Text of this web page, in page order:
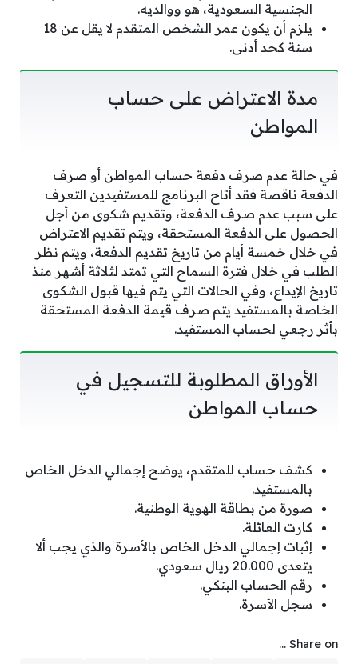
الجنسية السعودية، هو ووالديه.
يلزم أن يكون عمر الشخص المتقدم لا يقل عن 18
سنة كحد أدنى.
مدة الاعتراض على حساب
المواطن
في حالة عدم صرف دفعة حساب المواطن أو صرف
الدفعة ناقصة فقد أتاح البرنامج للمستفيدين التعرف
على سبب عدم صرف الدفعة، وتقديم شكوى من أجل
الحصول على الدفعة المستحقة، ويتم تقديم الاعتراض
في خلال خمسة أيام من تاريخ تقديم الدفعة، ويتم نظر
الطلب في خلال فترة السماح التي تمتد لثلاثة أشهر منذ
تاريخ الإيداع، وفي الحالات التي يتم فيها قبول الشكوى
الخاصة بالمستفيد يتم صرف قيمة الدفعة المستحقة
بأثر رجعي لحساب المستفيد.
الأوراق المطلوبة للتسجيل في
حساب المواطن
كشف حساب للمتقدم، يوضح إجمالي الدخل الخاص
بالمستفيد.
صورة من بطاقة الهوية الوطنية.
كارت العائلة.
إثبات إجمالي الدخل الخاص بالأسرة والذي يجب ألا
يتعدى 20.000 ريال سعودي.
رقم الحساب البنكي.
سجل الأسرة.
Share on ...